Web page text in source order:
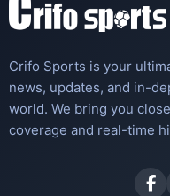
Crifo Sports is your
news, updates, and in-
world. We bring you
coverage and real-time